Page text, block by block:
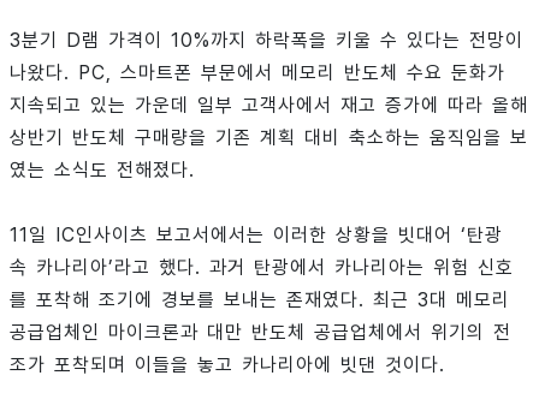
3분기 D램 가격이 10%까지 하락폭을 키울 수 있다는 전망이
나왔다. PC, 스마트폰 부문에서 메모리 반도체 수요 둔화가
지속되고 있는 가운데 일부 고객사에서 재고 증가에 따라 올해
상반기 반도체 구매량을 기존 계획 대비 축소하는 움직임을 보
였는 소식도 전해졌다.
11일 IC인사이츠 보고서에서는 이러한 상황을 빗대어 ‘탄광
속 카나리아’라고 했다. 과거 탄광에서 카나리아는 위험 신호
를 포착해 조기에 경보를 보내는 존재였다. 최근 3대 메모리
공급업체인 마이크론과 대만 반도체 공급업체에서 위기의 전
조가 포착되며 이들을 놓고 카나리아에 빗댄 것이다.